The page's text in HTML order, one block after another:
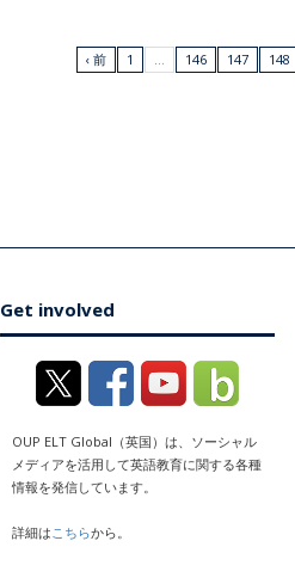
‹ 前 1 … 146 147 148
Get involved
OUP ELT Global（英国）は、ソーシャル
メディアを活用して英語教育に関する各種
情報を発信しています。
詳細はこちらから。